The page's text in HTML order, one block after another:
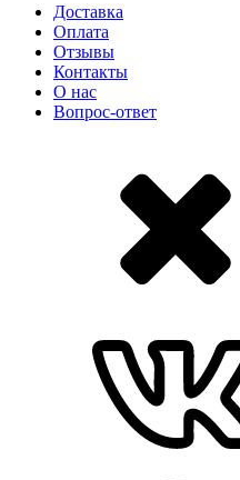
Доставка
Оплата
Отзывы
Контакты
О нас
Вопрос-ответ